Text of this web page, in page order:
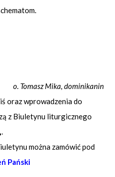
o. Tomasz Mika, dominikanin
oraz wprowadzenia do
z Biuletynu liturgicznego
.
można zamówić pod
Pański